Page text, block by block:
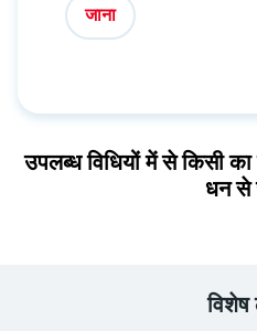
जाना
उपलब्ध विधियों में से किसी
धन से